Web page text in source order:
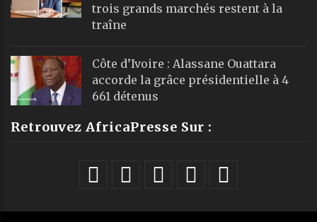
trois grands marchés restent à la
traîne
Côte d’Ivoire : Alassane Ouattara
accorde la grâce présidentielle à 4
661 détenus
Retrouvez AfricaPresse Sur :